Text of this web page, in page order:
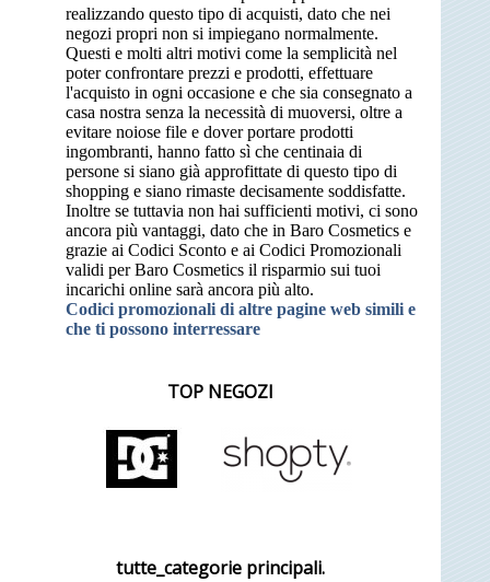
realizzando questo tipo di acquisti, dato che nei
negozi propri non si impiegano normalmente.
Questi e molti altri motivi come la semplicità nel
poter confrontare prezzi e prodotti, effettuare
l'acquisto in ogni occasione e che sia consegnato a
casa nostra senza la necessità di muoversi, oltre a
evitare noiose file e dover portare prodotti
ingombranti, hanno fatto sì che centinaia di
persone si siano già approfittate di questo tipo di
shopping e siano rimaste decisamente soddisfatte.
Inoltre se tuttavia non hai sufficienti motivi, ci sono
ancora più vantaggi, dato che in Baro Cosmetics e
grazie ai Codici Sconto e ai Codici Promozionali
validi per Baro Cosmetics il risparmio sui tuoi
incarichi online sarà ancora più alto.
Codici promozionali di altre pagine web simili e
che ti possono interressare
TOP NEGOZI
tutte_categorie principali.